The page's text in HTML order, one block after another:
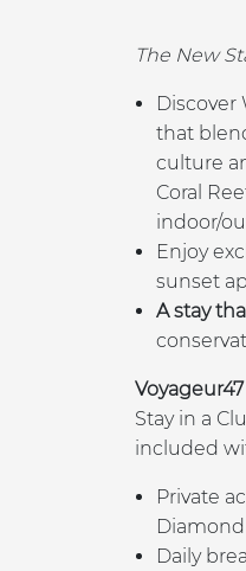
The New
Discover
that
culture
Coral
indoor/
Enjoy
sunset
A stay
Stay in a
included
Private
Daily